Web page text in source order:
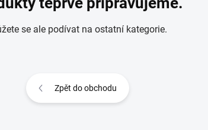
se ale podívat na ostatní kategorie.
Zpět do obchodu